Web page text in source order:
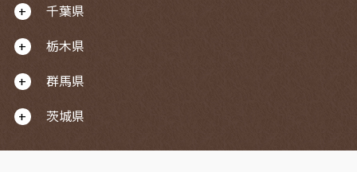
千葉県
栃木県
群馬県
茨城県